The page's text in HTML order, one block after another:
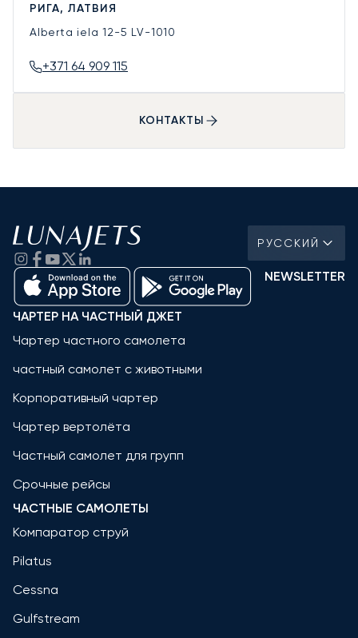
РИГА, ЛАТВИЯ
Alberta iela 12-5 LV-1010
+371 64 909 115
КОНТАКТЫ
РУССКИЙ
NEWSLETTER
ЧАРТЕР НА ЧАСТНЫЙ ДЖЕТ
Чартер частного самолета
частный самолет с животными
Корпоративный чартер
Чартер вертолёта
Частный самолет для групп
Срочные рейсы
ЧАСТНЫЕ САМОЛЕТЫ
Компаратор струй
Pilatus
Cessna
Gulfstream